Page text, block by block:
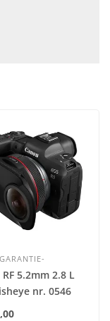
5.2mm 2.8 L
nr. 0546